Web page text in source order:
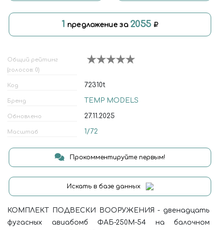
1 предложение за 2055
Общий рейтинг
(голосов: 0)
Код 72310t
Бренд TEMP MODELS
Обновлено 27.11.2025
Масштаб 1/72
Прокомментируйте первым!
Искать в базе данных
КОМПЛЕКТ ПОДВЕСКИ ВООРУЖЕНИЯ - двенадцать
фугасных авиабомб ФАБ-250М-54 на балочном